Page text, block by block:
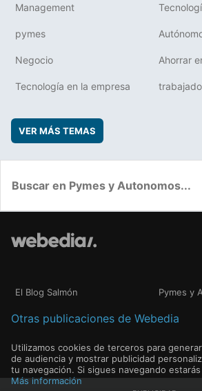
Management
pymes
Negocio Ahorrar
Tecnología en la empresa
VER MÁS TEMAS
El Blog Salmón Pymes y
Otras publicaciones de Webedia
Utilizamos cookies de terceros para
de audiencia y mostrar publicidad
tu navegación. Si sigues navegando
Más información